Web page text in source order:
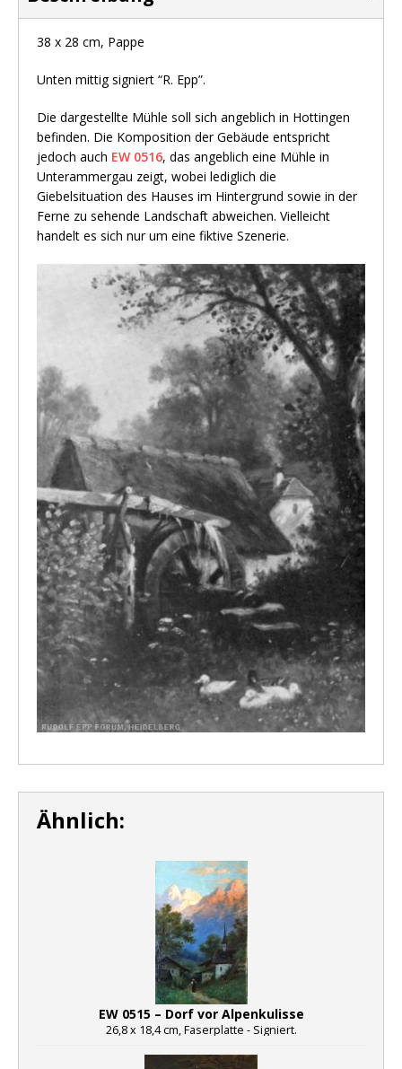
38 x 28 cm, Pappe
Unten mittig signiert “R. Epp”.
Die dargestellte Mühle soll sich angeblich in Hottingen
befinden. Die Komposition der Gebäude entspricht
jedoch auch EW 0516, das angeblich eine Mühle in
Unterammergau zeigt, wobei lediglich die
Giebelsituation des Hauses im Hintergrund sowie in der
Ferne zu sehende Landschaft abweichen. Vielleicht
handelt es sich nur um eine fiktive Szenerie.
Ähnlich:
EW 0515 – Dorf vor Alpenkulisse
26,8 x 18,4 cm, Faserplatte - Signiert.